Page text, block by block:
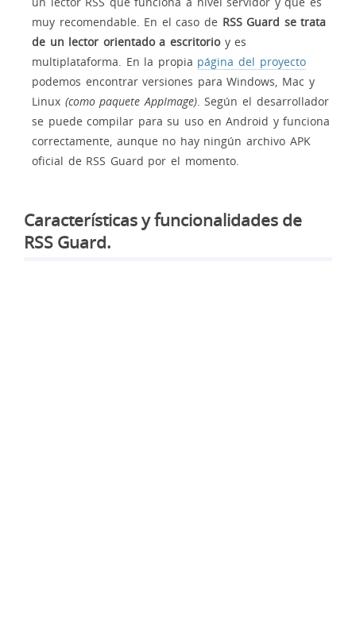
muy recomendable. En el caso de RSS Guard se trata
de un lector orientado a escritorioy es
multiplataforma. En la propia página del proyecto
podemos encontrar versiones para Windows, Mac y
Linux (como paquete AppImage). Según el desarrollador
se puede compilar para su uso en Android y funciona
correctamente, aunque no hay ningún archivo APK
oficial de RSS Guard por el momento.
Características y funcionalidades de
RSS Guard.